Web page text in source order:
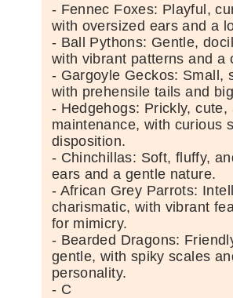
- Fennec Foxes: Playful,
with oversized ears and a
- Ball Pythons: Gentle,
with vibrant patterns and a
- Gargoyle Geckos: Small,
with prehensile tails and
- Hedgehogs: Prickly, cute,
maintenance, with curious
disposition.
- Chinchillas: Soft, fluffy,
ears and a gentle nature.
- African Grey Parrots:
charismatic, with vibrant
for mimicry.
- Bearded Dragons:
gentle, with spiky scales
personality.
- C